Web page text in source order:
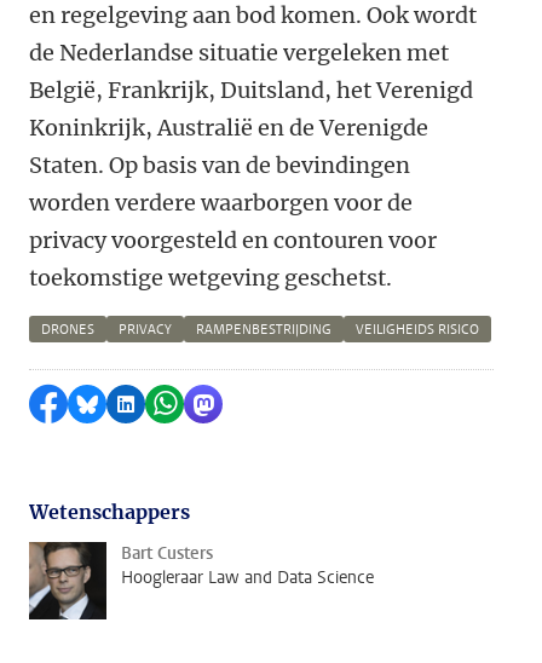
en regelgeving aan bod komen. Ook wordt
de Nederlandse situatie vergeleken met
België, Frankrijk, Duitsland, het Verenigd
Koninkrijk, Australië en de Verenigde
Staten. Op basis van de bevindingen
worden verdere waarborgen voor de
privacy voorgesteld en contouren voor
toekomstige wetgeving geschetst.
DRONES PRIVACY RAMPENBESTRIJDING VEILIGHEIDS RISICO
Delen op Facebook
Delen via Bluesky
Delen op LinkedIn
Delen via WhatsApp
Delen via Mastodon
Wetenschappers
Bart Custers
Hoogleraar Law and Data Science